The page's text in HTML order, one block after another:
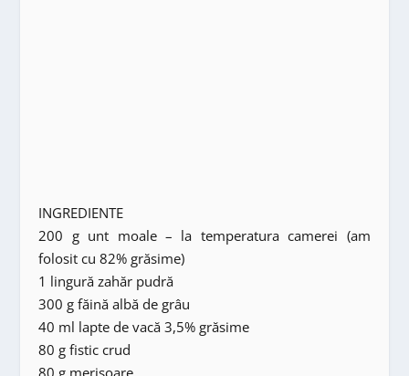
INGREDIENTE
200 g unt moale – la temperatura camerei (am
folosit cu 82% grăsime)
1 lingură zahăr pudră
300 g făină albă de grâu
40 ml lapte de vacă 3,5% grăsime
80 g fistic crud